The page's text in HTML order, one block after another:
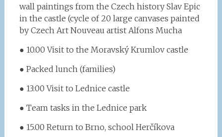
wall paintings from the Czech history Slav Epic
in the castle (cycle of 20 large canvases painted
by Czech Art Nouveau artist Alfons Mucha
● 10.00 Visit to the Moravský Krumlov castle
● Packed lunch (families)
● 13:00 Visit to Lednice castle
● Team tasks in the Lednice park
● 15.00 Return to Brno, school Herčíkova